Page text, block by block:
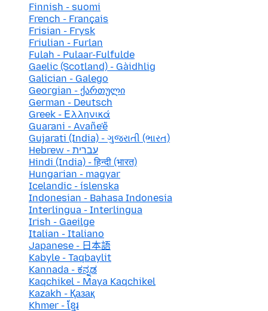
Finnish - suomi
French - Français
Frisian - Frysk
Friulian - Furlan
Fulah - Pulaar-Fulfulde
Gaelic (Scotland) - Gàidhlig
Galician - Galego
Georgian - ქართული
German - Deutsch
Greek - Ελληνικά
Guarani - Avañe'ẽ
Gujarati (India) - ગુજરાતી (ભારત)
Hebrew - עברית
Hindi (India) - हिन्दी (भारत)
Hungarian - magyar
Icelandic - íslenska
Indonesian - Bahasa Indonesia
Interlingua - Interlingua
Irish - Gaeilge
Italian - Italiano
Japanese - 日本語
Kabyle - Taqbaylit
Kannada - ಕನ್ನಡ
Kaqchikel - Maya Kaqchikel
Kazakh - Қазақ
Khmer - ខ្មែរ